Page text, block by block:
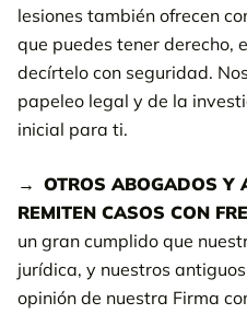
lesiones también ofrecen
que puedes tener derecho,
decírtelo con seguridad.
papeleo legal y de la
inicial para ti.
OTROS ABOGADOS Y
REMITEN CASOS CON
un gran cumplido que
jurídica, y nuestros
opinión de nuestra Firma